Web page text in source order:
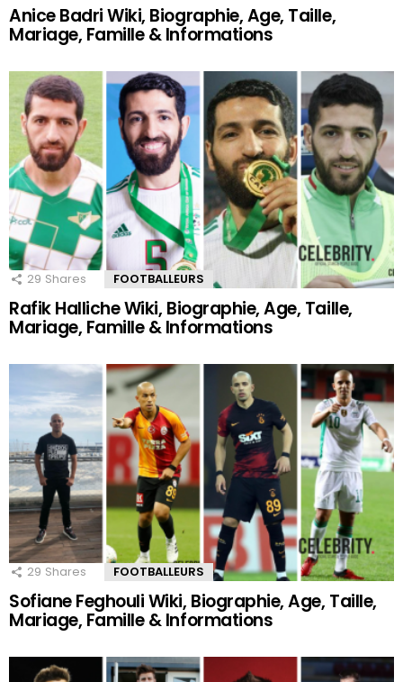
Anice Badri Wiki, Biographie, Age, Taille,
Mariage, Famille & Informations
29 Shares FOOTBALLEURS
Rafik Halliche Wiki, Biographie, Age, Taille,
Mariage, Famille & Informations
29 Shares FOOTBALLEURS
Sofiane Feghouli Wiki, Biographie, Age, Taille,
Mariage, Famille & Informations